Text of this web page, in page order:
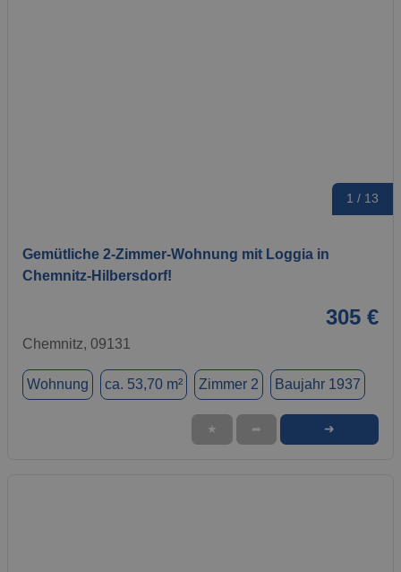
1 / 13
Gemütliche 2-Zimmer-Wohnung mit Loggia in
Chemnitz-Hilbersdorf!
305 €
Chemnitz, 09131
Wohnung ca. 53,70 m² Zimmer 2 Baujahr 1937
★ ➦ ➜